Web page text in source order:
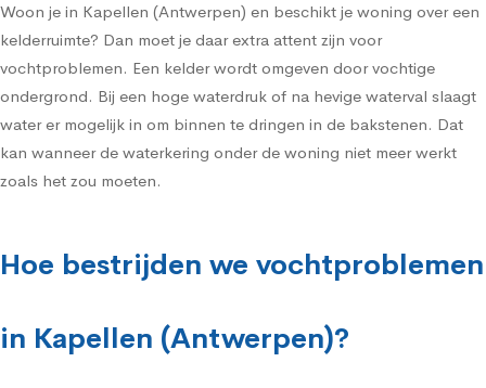
Woon je in Kapellen (Antwerpen) en beschikt je woning over een
kelderruimte? Dan moet je daar extra attent zijn voor
vochtproblemen. Een kelder wordt omgeven door vochtige
ondergrond. Bij een hoge waterdruk of na hevige waterval slaagt
water er mogelijk in om binnen te dringen in de bakstenen. Dat
kan wanneer de waterkering onder de woning niet meer werkt
zoals het zou moeten.
Hoe bestrijden we vochtproblemen
in Kapellen (Antwerpen)?